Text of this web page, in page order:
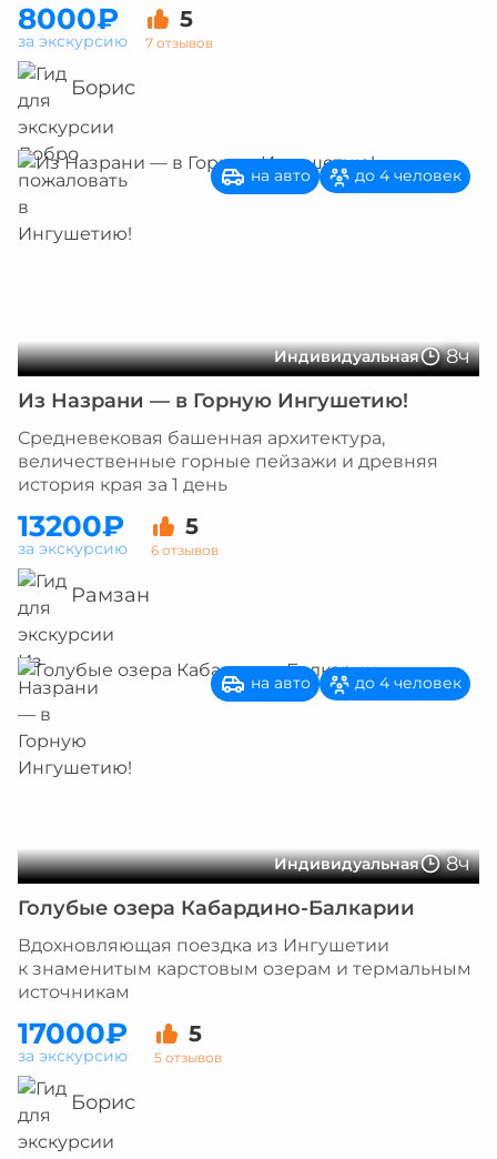
8000₽ 5
7 отзывов
за экскурсию
Борис
Индивидуальная 8ч
на авто до 4 человек
Из Назрани — в Горную Ингушетию!
Средневековая башенная архитектура,
величественные горные пейзажи и древняя
история края за 1 день
13200₽ 5
6 отзывов
за экскурсию
Рамзан
Индивидуальная 8ч
на авто до 4 человек
Голубые озера Кабардино-Балкарии
Вдохновляющая поездка из Ингушетии
к знаменитым карстовым озерам и термальным
источникам
17000₽ 5
5 отзывов
за экскурсию
Борис